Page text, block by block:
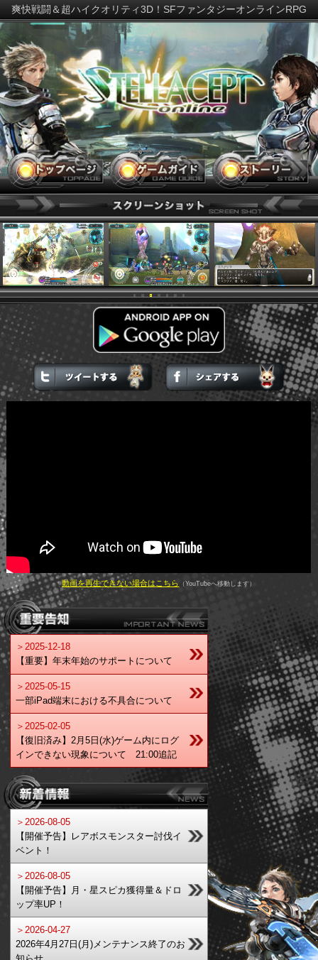
爽快戦闘＆超ハイクオリティ3D！SFファンタジーオンライン
動画を再生できない場合はこちら（YouTubeへ移動します）
＞2025-12-18
【重要】年末年始のサポートについて
＞2025-05-15
一部iPad端末における不具合について
＞2025-02-05
【復旧済み】2月5日(水)ゲーム内にログ
インできない現象について 21:00追記
＞2026-08-05
【開催予告】レアボスモンスター討伐イ
ベント！
＞2026-08-05
【開催予告】月・星スピカ獲得量＆ドロ